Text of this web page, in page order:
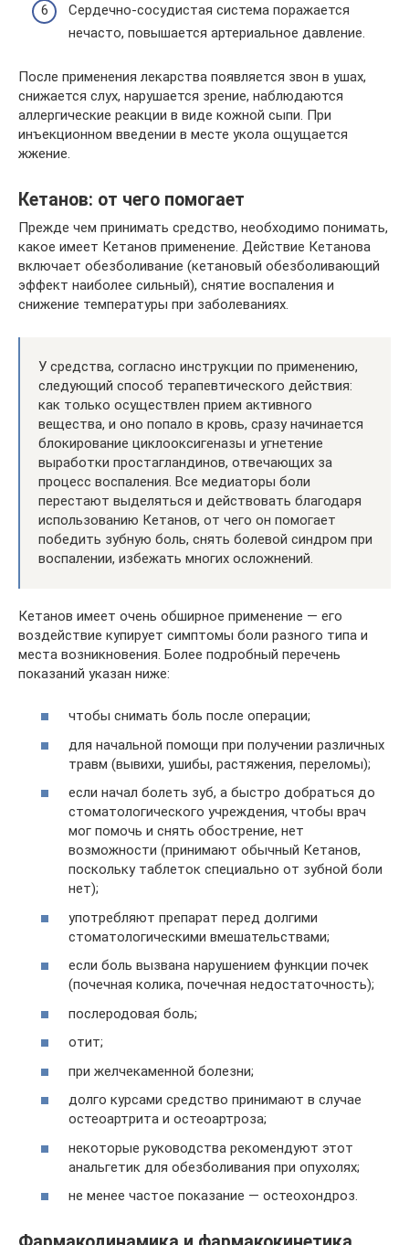
Сердечно-сосудистая система поражается
нечасто, повышается артериальное давление.
После применения лекарства появляется звон в ушах,
снижается слух, нарушается зрение, наблюдаются
аллергические реакции в виде кожной сыпи. При
инъекционном введении в месте укола ощущается
жжение.
Кетанов: от чего помогает
Прежде чем принимать средство, необходимо понимать,
какое имеет Кетанов применение. Действие Кетанова
включает обезболивание (кетановый обезболивающий
эффект наиболее сильный), снятие воспаления и
снижение температуры при заболеваниях.
У средства, согласно инструкции по применению,
следующий способ терапевтического действия:
как только осуществлен прием активного
вещества, и оно попало в кровь, сразу начинается
блокирование циклооксигеназы и угнетение
выработки простагландинов, отвечающих за
процесс воспаления. Все медиаторы боли
перестают выделяться и действовать благодаря
использованию Кетанов, от чего он помогает
победить зубную боль, снять болевой синдром при
воспалении, избежать многих осложнений.
Кетанов имеет очень обширное применение — его
воздействие купирует симптомы боли разного типа и
места возникновения. Более подробный перечень
показаний указан ниже:
чтобы снимать боль после операции;
для начальной помощи при получении различных
травм (вывихи, ушибы, растяжения, переломы);
если начал болеть зуб, а быстро добраться до
стоматологического учреждения, чтобы врач
мог помочь и снять обострение, нет
возможности (принимают обычный Кетанов,
поскольку таблеток специально от зубной боли
нет);
употребляют препарат перед долгими
стоматологическими вмешательствами;
если боль вызвана нарушением функции почек
(почечная колика, почечная недостаточность);
послеродовая боль;
отит;
при желчекаменной болезни;
долго курсами средство принимают в случае
остеоартрита и остеоартроза;
некоторые руководства рекомендуют этот
анальгетик для обезболивания при опухолях;
не менее частое показание — остеохондроз.